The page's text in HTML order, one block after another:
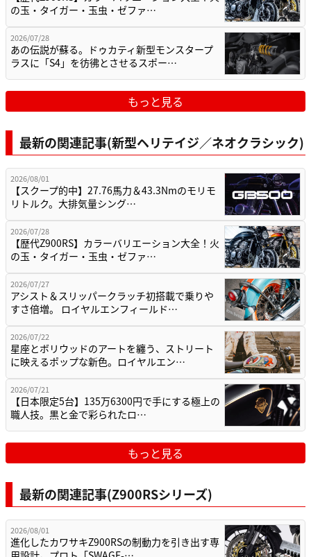
の玉・タイガー・玉虫・ゼファ…
2026/07/28
あの伝説が蘇る。ドゥカティ新型モンスタープ
ラスに「S4」を彷彿とさせるスポー…
もっと見る
最新の関連記事(新型ヘリテイジ／ネオクラシック)
2026/08/01
【スクープ的中】27.76馬力＆43.3Nmのモリモ
リトルク。大排気量シング…
2026/07/28
【歴代Z900RS】カラーバリエーション大全！火
の玉・タイガー・玉虫・ゼファ…
2026/07/27
アシスト＆スリッパークラッチ初搭載で乗りや
すさ倍増。 ロイヤルエンフィールド…
2026/07/22
星座とボリウッドのアートを纏う、ストリート
に映えるポップな新色。ロイヤルエン…
2026/07/21
【日本限定5台】135万6300円で手にする極上の
職人技。黒と金で彩られたロ…
もっと見る
最新の関連記事(Z900RSシリーズ)
2026/08/01
進化したカワサキZ900RSの制動力を引き出す専